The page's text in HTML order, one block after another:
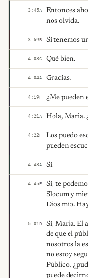
3:45A
Entonces
nos olvida.
3:59B Sí tenemos
4:03C Qué bien.
4:04A Gracias.
4:19F ¿Me pueden
4:21A Hola, Maria.
4:22F
Los puedo
pueden
4:43A Sí.
4:45F
Sí, te
Slocum y
Dios mío.
5:01D
Sí, Maria. El
de que el
nosotros la
no estoy
Público,
puede